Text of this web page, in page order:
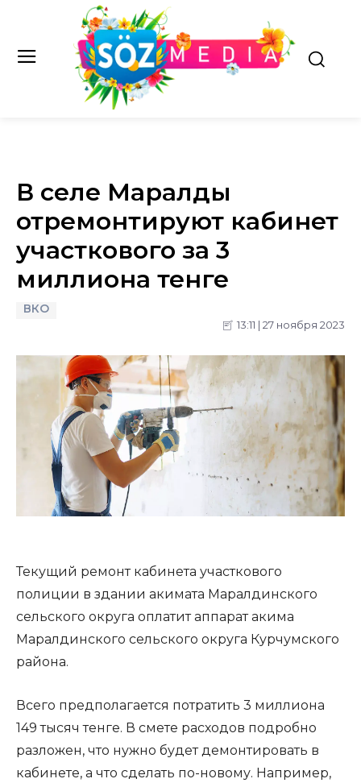
В селе Маралды
отремонтируют кабинет
участкового за 3
миллиона тенге
ВКО
13:11 | 27 ноября 2023
Текущий ремонт кабинета участкового
полиции в здании акимата Маралдинского
сельского округа оплатит аппарат акима
Маралдинского сельского округа Курчумского
района.
Всего предполагается потратить 3 миллиона
149 тысяч тенге. В смете расходов подробно
разложен, что нужно будет демонтировать в
кабинете, а что сделать по-новому. Например,